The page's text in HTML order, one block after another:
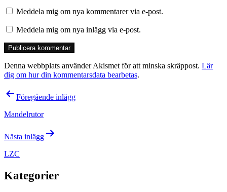
Meddela mig om nya kommentarer via e-post.
Meddela mig om nya inlägg via e-post.
Denna webbplats använder Akismet för att minska skräppost. Lär
dig om hur din kommentarsdata bearbetas.
Inläggsnavigering
Föregående inlägg
Mandelrutor
Nästa inlägg
LZC
Kategorier